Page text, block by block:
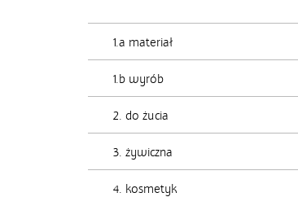
1.a materiał
1.b wyrób
2. do żucia
3. żywiczna
4. kosmetyk